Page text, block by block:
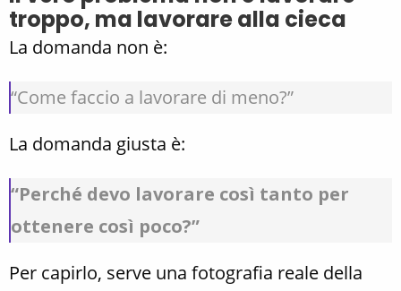
troppo, ma lavorare alla cieca
La domanda non è:
“Come faccio a lavorare di meno?”
La domanda giusta è:
“Perché devo lavorare così tanto per
ottenere così poco?”
Per capirlo, serve una fotografia reale della